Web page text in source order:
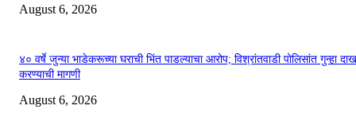
August 6, 2026
४० वर्षे जुन्या भाडेकरूच्या घराची भिंत पाडल्याचा आरोप; विश्रांतवाडी पोलिसांत गुन्हा
करण्याची मागणी
August 6, 2026